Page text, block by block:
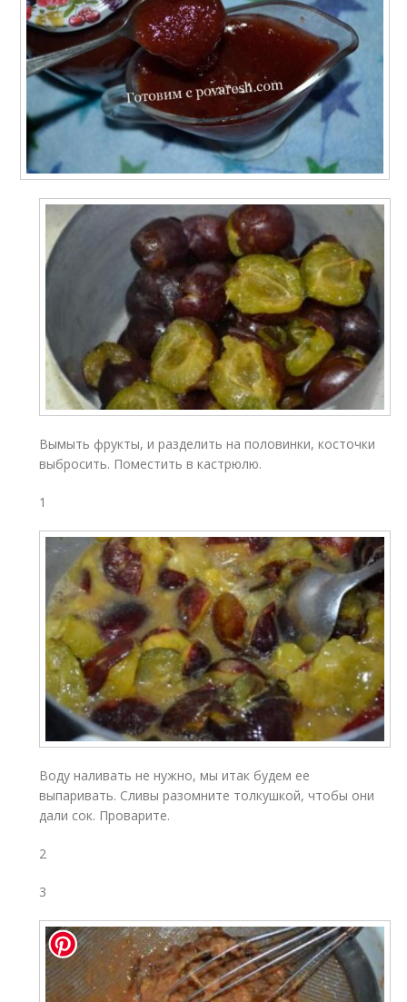
Вымыть фрукты, и разделить на половинки, косточки
выбросить. Поместить в кастрюлю.
1
Воду наливать не нужно, мы итак будем ее
выпаривать. Сливы разомните толкушкой, чтобы они
дали сок. Проварите.
2
3